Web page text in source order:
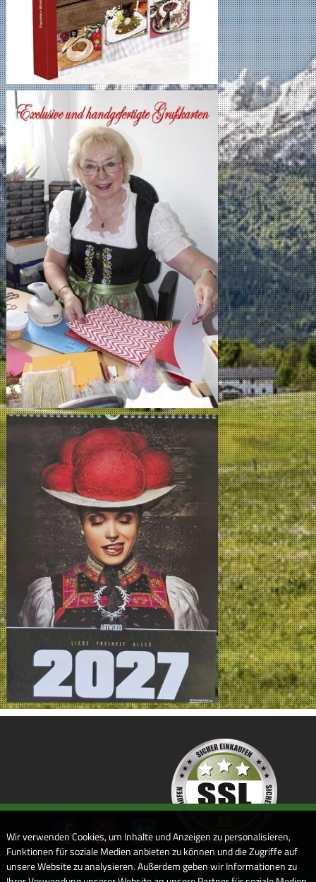
Wir verwenden Cookies, um Inhalte und Anzeigen zu personalisieren,
Funktionen für soziale Medien anbieten zu können und die Zugriffe auf
unsere Website zu analysieren. Außerdem geben wir Informationen zu